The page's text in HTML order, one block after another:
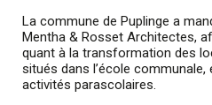
La commune de Puplinge a
Mentha & Rosset Architectes,
quant à la transformation des
situés dans l’école communale,
activités parascolaires.